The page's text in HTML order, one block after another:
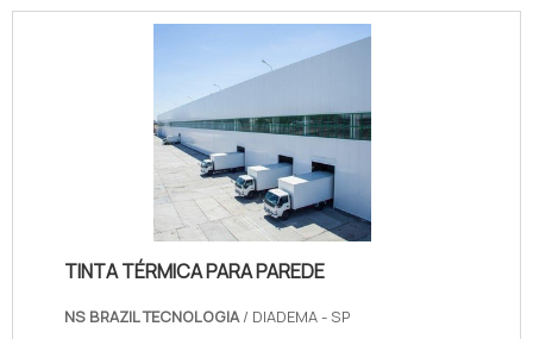
TINTA TÉRMICA PARA PAREDE
NS BRAZIL TECNOLOGIA/ DIADEMA - SP